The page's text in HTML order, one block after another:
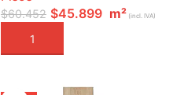
$60.452 $45.899 m² (incl. IVA)
AÑADIR A LA CESTA